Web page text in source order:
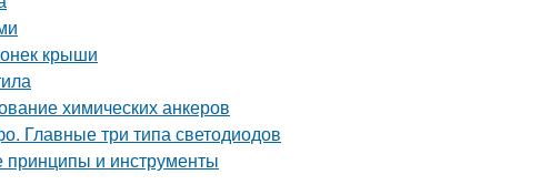
крыши
химических анкеров
Главные три типа светодиодов
и инструменты